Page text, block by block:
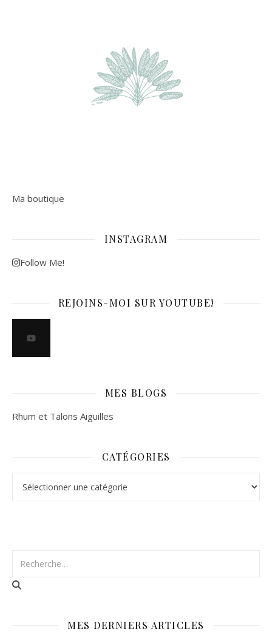
Ma boutique
INSTAGRAM
Follow Me!
REJOINS-MOI SUR YOUTUBE!
MES BLOGS
Rhum et Talons Aiguilles
CATÉGORIES
MES DERNIERS ARTICLES